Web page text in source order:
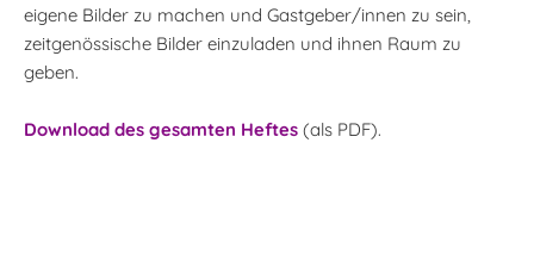
eigene Bilder zu machen und Gastgeber/innen zu sein,
zeitgenössische Bilder einzuladen und ihnen Raum zu
geben.
Download des gesamten Heftes (als PDF).